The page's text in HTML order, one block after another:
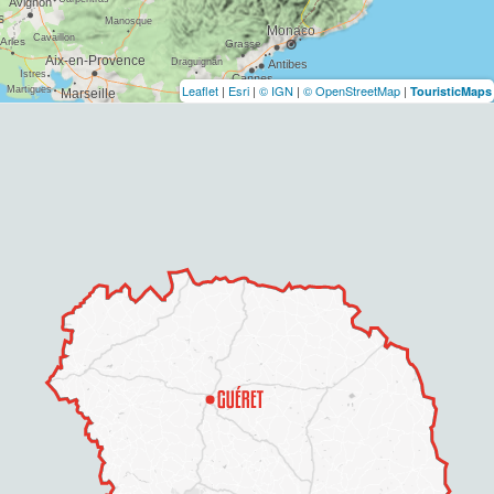
Leaflet | Esri | © IGN | © OpenStreetMap | TouristicMaps